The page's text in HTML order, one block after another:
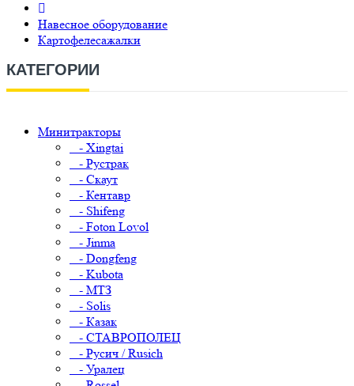
Навесное оборудование
Картофелесажалки
КАТЕГОРИИ
Минитракторы
- Xingtai
- Рустрак
- Скаут
- Кентавр
- Shifeng
- Foton Lovol
- Jinma
- Dongfeng
- Kubota
- МТЗ
- Solis
- Казак
- СТАВРОПОЛЕЦ
- Русич / Rusich
- Уралец